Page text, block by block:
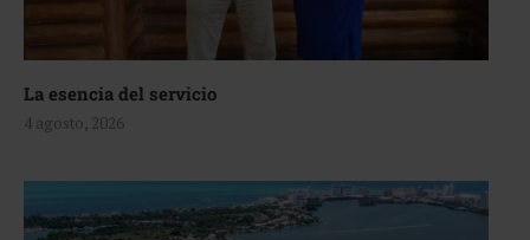
La esencia del servicio
4 agosto, 2026